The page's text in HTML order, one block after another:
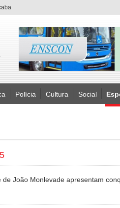
Polícia Cultura Social
de João Monlevade apresentam